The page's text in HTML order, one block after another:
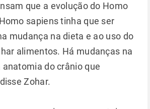
que a evolução do Homo
sapiens tinha que ser
mudança na dieta e ao uso do
alimentos. Há mudanças na
do crânio que
Zohar.